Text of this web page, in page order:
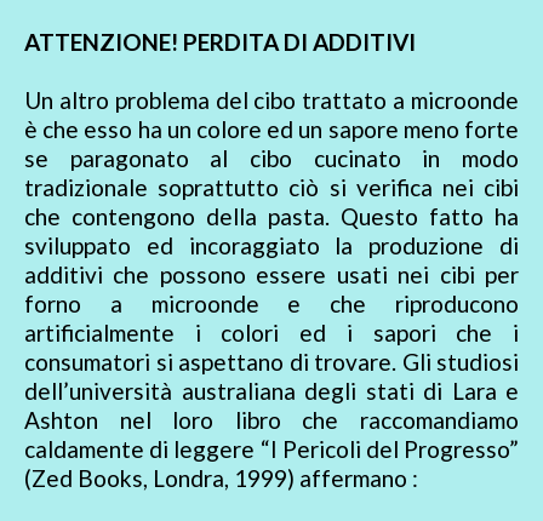
ATTENZIONE! PERDITA DI ADDITIVI
Un altro problema del cibo trattato a microonde
è che esso ha un colore ed un sapore meno forte
se paragonato al cibo cucinato in modo
tradizionale soprattutto ciò si verifica nei cibi
che contengono della pasta. Questo fatto ha
sviluppato ed incoraggiato la produzione di
additivi che possono essere usati nei cibi per
forno a microonde e che riproducono
artificialmente i colori ed i sapori che i
consumatori si aspettano di trovare. Gli studiosi
dell’università australiana degli stati di Lara e
Ashton nel loro libro che raccomandiamo
caldamente di leggere “I Pericoli del Progresso”
(Zed Books, Londra, 1999) affermano :